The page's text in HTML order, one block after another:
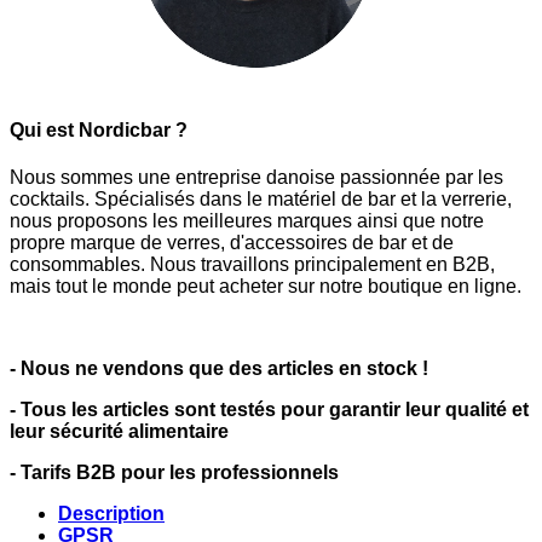
Qui est Nordicbar ?
Nous sommes une entreprise danoise passionnée par les
cocktails. Spécialisés dans le matériel de bar et la verrerie,
nous proposons les meilleures marques ainsi que notre
propre marque de verres, d'accessoires de bar et de
consommables. Nous travaillons principalement en B2B,
mais tout le monde peut acheter sur notre boutique en ligne.
- Nous ne vendons que des articles en stock !
- Tous les articles sont testés pour garantir leur qualité et
leur sécurité alimentaire
- Tarifs B2B pour les professionnels
Description
GPSR